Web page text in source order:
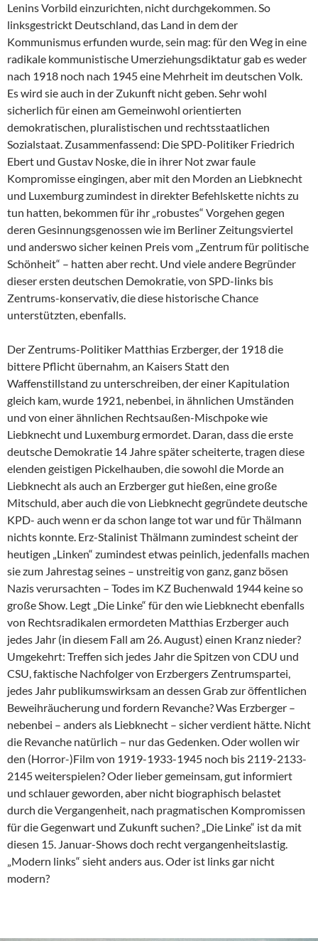
Lenins Vorbild einzurichten, nicht durchgekommen. So
linksgestrickt Deutschland, das Land in dem der
Kommunismus erfunden wurde, sein mag: für den Weg in eine
radikale kommunistische Umerziehungsdiktatur gab es weder
nach 1918 noch nach 1945 eine Mehrheit im deutschen Volk.
Es wird sie auch in der Zukunft nicht geben. Sehr wohl
sicherlich für einen am Gemeinwohl orientierten
demokratischen, pluralistischen und rechtsstaatlichen
Sozialstaat. Zusammenfassend: Die SPD-Politiker Friedrich
Ebert und Gustav Noske, die in ihrer Not zwar faule
Kompromisse eingingen, aber mit den Morden an Liebknecht
und Luxemburg zumindest in direkter Befehlskette nichts zu
tun hatten, bekommen für ihr „robustes“ Vorgehen gegen
deren Gesinnungsgenossen wie im Berliner Zeitungsviertel
und anderswo sicher keinen Preis vom „Zentrum für politische
Schönheit“ – hatten aber recht. Und viele andere Begründer
dieser ersten deutschen Demokratie, von SPD-links bis
Zentrums-konservativ, die diese historische Chance
unterstützten, ebenfalls.
Der Zentrums-Politiker Matthias Erzberger, der 1918 die
bittere Pflicht übernahm, an Kaisers Statt den
Waffenstillstand zu unterschreiben, der einer Kapitulation
gleich kam, wurde 1921, nebenbei, in ähnlichen Umständen
und von einer ähnlichen Rechtsaußen-Mischpoke wie
Liebknecht und Luxemburg ermordet. Daran, dass die erste
deutsche Demokratie 14 Jahre später scheiterte, tragen diese
elenden geistigen Pickelhauben, die sowohl die Morde an
Liebknecht als auch an Erzberger gut hießen, eine große
Mitschuld, aber auch die von Liebknecht gegründete deutsche
KPD- auch wenn er da schon lange tot war und für Thälmann
nichts konnte. Erz-Stalinist Thälmann zumindest scheint der
heutigen „Linken“ zumindest etwas peinlich, jedenfalls machen
sie zum Jahrestag seines – unstreitig von ganz, ganz bösen
Nazis verursachten – Todes im KZ Buchenwald 1944 keine so
große Show. Legt „Die Linke“ für den wie Liebknecht ebenfalls
von Rechtsradikalen ermordeten Matthias Erzberger auch
jedes Jahr (in diesem Fall am 26. August) einen Kranz nieder?
Umgekehrt: Treffen sich jedes Jahr die Spitzen von CDU und
CSU, faktische Nachfolger von Erzbergers Zentrumspartei,
jedes Jahr publikumswirksam an dessen Grab zur öffentlichen
Beweihräucherung und fordern Revanche? Was Erzberger –
nebenbei – anders als Liebknecht – sicher verdient hätte. Nicht
die Revanche natürlich – nur das Gedenken. Oder wollen wir
den (Horror-)Film von 1919-1933-1945 noch bis 2119-2133-
2145 weiterspielen? Oder lieber gemeinsam, gut informiert
und schlauer geworden, aber nicht biographisch belastet
durch die Vergangenheit, nach pragmatischen Kompromissen
für die Gegenwart und Zukunft suchen? „Die Linke“ ist da mit
diesen 15. Januar-Shows doch recht vergangenheitslastig.
„Modern links“ sieht anders aus. Oder ist links gar nicht
modern?